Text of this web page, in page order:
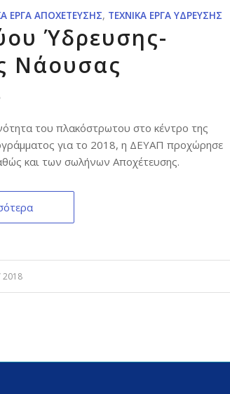
ΈΡΓΑ ΑΠΟΧΈΤΕΥΣΗΣ, ΤΕΧΝΙΚΆ ΈΡΓΑ ΎΔΡΕΥΣΗΣ
Ύδρευσης-
Νάουσας
του πλακόστρωτου στο κέντρο της
για το 2018, η ΔΕΥΑΠ προχώρησε
και των σωλήνων Αποχέτευσης.